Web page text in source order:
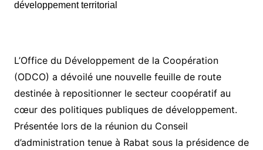
L’Office du Développement de la Coopération
(ODCO) a dévoilé une nouvelle feuille de route
destinée à repositionner le secteur coopératif au
cœur des politiques publiques de développement.
Présentée lors de la réunion du Conseil
d’administration tenue à Rabat sous la présidence de